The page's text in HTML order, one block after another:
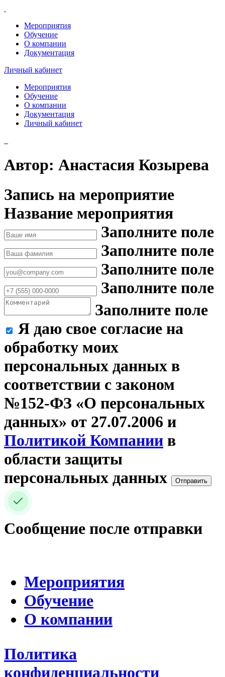
Мероприятия
Обучение
О компании
Документация
Личный кабинет
Мероприятия
Обучение
О компании
Документация
Личный кабинет
Автор: Анастасия Козырева
Запись на мероприятие
Название мероприятия
Заполните поле
Заполните поле
Заполните поле
Заполните поле
Заполните поле
Я даю свое согласие на
обработку моих
персональных данных в
соответствии с законом
№152-ФЗ «О персональных
данных» от 27.07.2006 и
Политикой Компании в
области защиты
персональных данных
Отправить
Сообщение после отправки
Мероприятия
Обучение
О компании
Политика
конфиденциальности